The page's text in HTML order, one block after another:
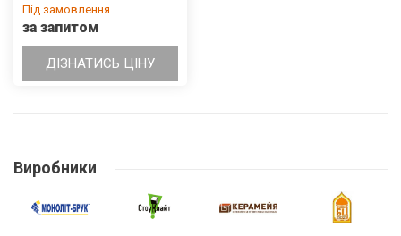
Під замовлення
за запитом
ДІЗНАТИСЬ ЦІНУ
Виробники